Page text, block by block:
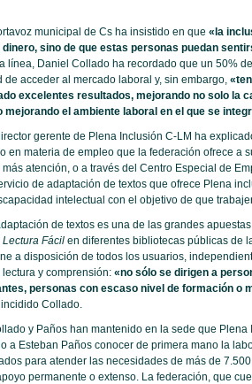
municipal de Cs ha insistido en que «la
dinero, sino de que estas personas puedan
línea, Daniel Collado ha recordado que un 50%
de acceder al mercado laboral y, sin embargo,
excelentes resultados, mejorando no solo la
mejorando el ambiente laboral en el que se
gerente de Plena Inclusión C-LM ha
en materia de empleo que la federación ofrece a
atención, o a través del Centro Especial de
de adaptación de textos que ofrece Plena
intelectual con el objetivo de que
de textos es una de las grandes
Fácilen diferentes bibliotecas públicas de
a disposición de todos los usuarios,
y comprensión: «no sólo se dirigen a
personas con escaso nivel de formación o
incidido Collado.
y Paños han mantenido en la sede que
a Esteban Paños conocer de primera mano la
para atender las necesidades de más de
permanente o extenso. La federación, que